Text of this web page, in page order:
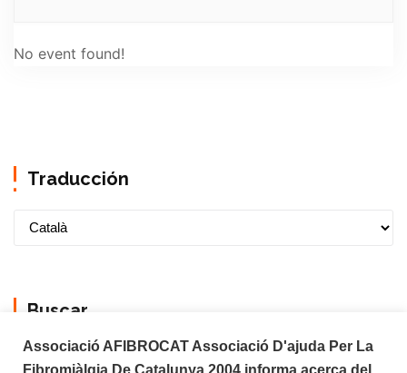
No event found!
Traducción
Buscar
Associació AFIBROCAT Associació D'ajuda Per La
Fibromiàlgia De Catalunya 2004 informa acerca del